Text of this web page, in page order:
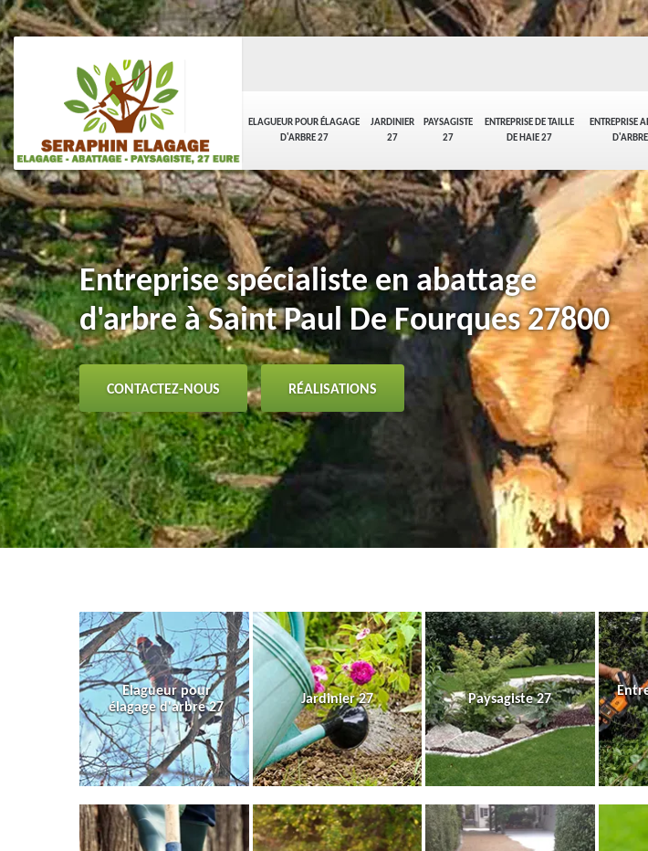
ELAGUEUR POUR ÉLAGAGE
D'ARBRE 27
JARDINIER
27
PAYSAGISTE
27
ENTREPRISE DE TAILLE
DE HAIE 27
ENTREPRISE
Entreprise spécialiste en abattage
d'arbre à Saint Paul De Fourques 27800
CONTACTEZ-NOUS RÉALISATIONS
Elagueur pour
élagage d'arbre 27
Jardinier 27 Paysagiste 27